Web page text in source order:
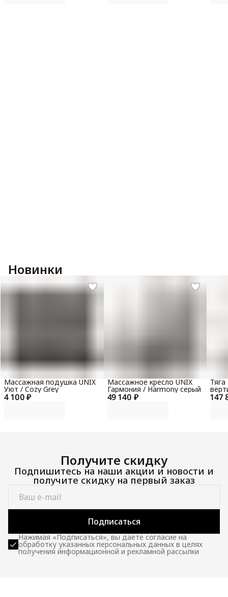
Новинки
4 100 ₽
Массажная подушка UNIX
Уют / Cozy Grey
49 140 ₽
Массажное кресло UNIX
Гармония / Harmony серый
147
100
Получите скидку
Подпишитесь на наши акции и новости и
получите скидку на первый заказ
Подписаться
Нажимая «Подписаться», вы даете согласие на
обработку указанных персональных данных в целях
получения информационной и рекламной рассылки